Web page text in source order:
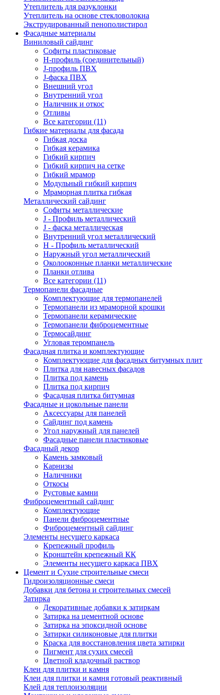
Утеплитель для разуклонки
Утеплитель на основе стекловолокна
Экструдированный пенополистирол
Фасадные материалы
Виниловый сайдинг
Cофиты пластиковые
H-профиль (соединительный)
J-профиль ПВХ
J-фаска ПВХ
Внешний угол
Внутренний угол
Наличник и откос
Отливы
Все категории (11)
Гибкие материалы для фасада
Гибкая доска
Гибкая керамика
Гибкий кирпич
Гибкий кирпич на сетке
Гибкий мрамор
Модульный гибкий кирпич
Мраморная плитка гибкая
Металлический сайдинг
Cофиты металлические
J - Профиль металлический
J - фаска металлическая
Внутренний угол металлический
Н - Профиль металлический
Наружный угол металлический
Околооконные планки металлические
Планки отлива
Все категории (11)
Термопанели фасадные
Комплектующие для термопанелей
Термопанели из мраморной крошки
Термопанели керамические
Термопанели фиброцементные
Термосайдинг
Угловая теромпанель
Фасадная плитка и комплектующие
Комплектующие для фасадных битумных плит
Плитка для навесных фасадов
Плитка под камень
Плитка под кирпич
Фасадная плитка битумная
Фасадные и цокольные панели
Аксессуары для панелей
Сайдинг под камень
Угол наружный для панелей
Фасадные панели пластиковые
Фасадный декор
Камень замковый
Карнизы
Наличники
Откосы
Рустовые камни
Фиброцементный сайдинг
Комплектующие
Панели фиброцементные
Фиброцементный сайдинг
Элементы несущего каркаса
Крепежный профиль
Кронштейн крепежный КК
Элементы несущего каркаса ПВХ
Цемент и Сухие строительные смеси
Гидроизоляционные смеси
Добавки для бетона и строительных смесей
Затирка
Декоративные добавки к затиркам
Затирка на цементной основе
Затирка на эпоксидной основе
Затирки силиконовые для плитки
Краска для восстановления цвета затирки
Пигмент для сухих смесей
Цветной кладочный раствор
Клеи для плитки и камня
Клеи для плитки и камня готовый реактивный
Клей для теплоизоляции